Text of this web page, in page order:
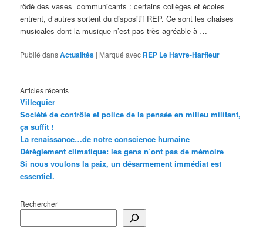
rôdé des vases communicants : certains collèges et écoles
entrent, d’autres sortent du dispositif REP. Ce sont les chaises
musicales dont la musique n’est pas très agréable à …
Publié dansActualités | Marqué avec REP Le Havre-Harfleur
Articles récents
Villequier
Société de contrôle et police de la pensée en milieu militant,
ça suffit !
La renaissance…de notre conscience humaine
Dérèglement climatique: les gens n’ont pas de mémoire
Si nous voulons la paix, un désarmement immédiat est
essentiel.
Rechercher